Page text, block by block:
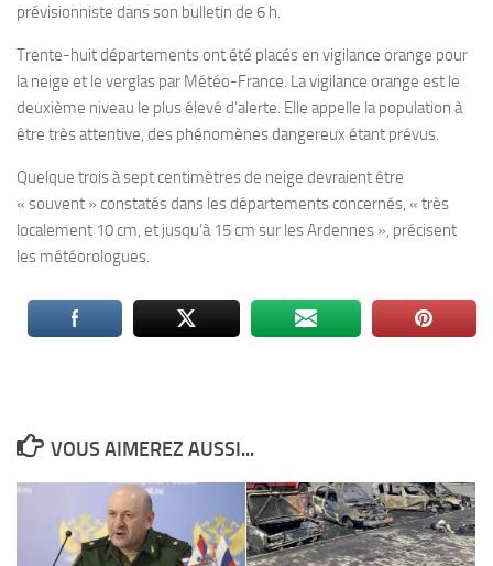
prévisionniste dans son bulletin de 6 h.
Trente-huit départements ont été placés en vigilance orange pour
la neige et le verglas par Météo-France. La vigilance orange est le
deuxième niveau le plus élevé d’alerte. Elle appelle la population à
être très attentive, des phénomènes dangereux étant prévus.
Quelque trois à sept centimètres de neige devraient être
« souvent » constatés dans les départements concernés, « très
localement 10 cm, et jusqu’à 15 cm sur les Ardennes », précisent
les météorologues.
VOUS AIMEREZ AUSSI...